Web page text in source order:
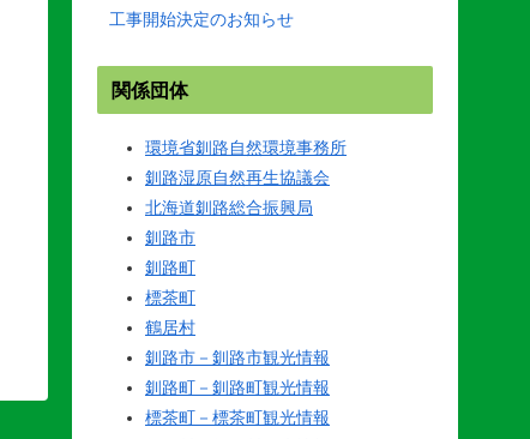
工事開始決定のお知らせ
関係団体
環境省釧路自然環境事務所
釧路湿原自然再生協議会
北海道釧路総合振興局
釧路市
釧路町
標茶町
鶴居村
釧路市－釧路市観光情報
釧路町－釧路町観光情報
標茶町－標茶町観光情報